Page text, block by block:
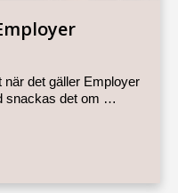
det gäller Employer
snackas det om …